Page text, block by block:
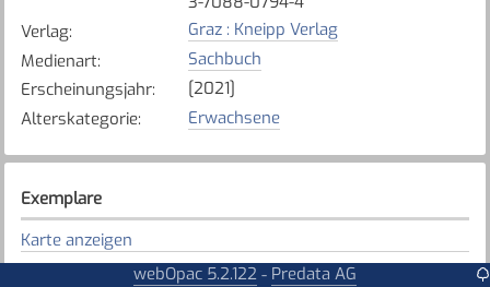
Verlag:
Graz : Kneipp Verlag
Medienart:
Sachbuch
Erscheinungsjahr:
[2021]
Alterskategorie: Erwachsene
Exemplare
Karte anzeigen
Tafers - St. Antoni - Alterswil
webOpac 5.2.122 - Predata AG